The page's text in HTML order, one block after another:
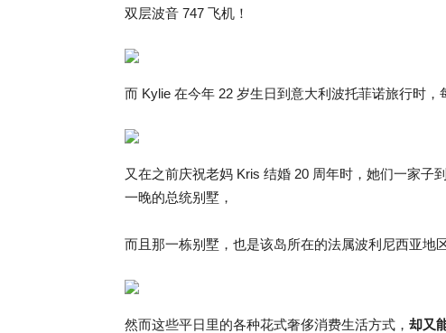
双层波音 747 飞机！
而 Kylie 在今年 22 岁生日到意大利波托菲诺旅行时，
又在之前庆祝老妈 Kris 结婚 20 周年时，她们一家子
一晚的总统别墅，
而且那一栋别墅，也是该岛所在的法属波利尼西亚地
然而这些平日里的各种花式奢侈消费生活方式， 却又